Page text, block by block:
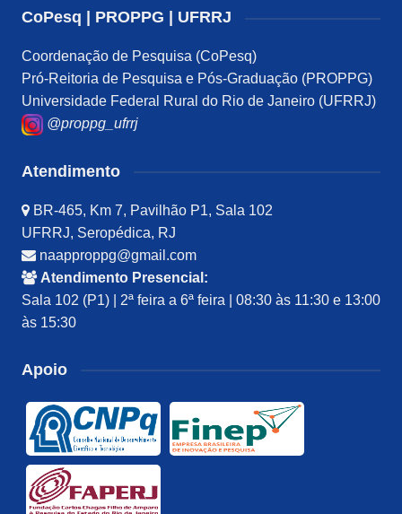
CoPesq | PROPPG | UFRRJ
Coordenação de Pesquisa (CoPesq)
Pró-Reitoria de Pesquisa e Pós-Graduação (PROPPG)
Universidade Federal Rural do Rio de Janeiro (UFRRJ)
@proppg_ufrrj
Atendimento
BR-465, Km 7, Pavilhão P1, Sala 102
UFRRJ, Seropédica, RJ
naapproppg@gmail.com
Atendimento Presencial:
Sala 102 (P1) | 2ª feira a 6ª feira | 08:30 às 11:30 e 13:00
às 15:30
Apoio